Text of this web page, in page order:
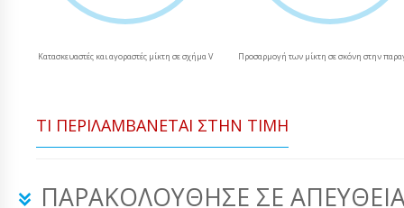
Κατασκευαστές και αγοραστές μίκτη σε σχήμα V Προσαρμογή των μίκτη σε σκόνη στην
ΤΙ ΠΕΡΙΛΑΜΒΆΝΕΤΑΙ ΣΤΗΝ ΤΙΜΉ
ΠΑΡΑΚΟΛΟΎΘΗΣΕ ΣΕ